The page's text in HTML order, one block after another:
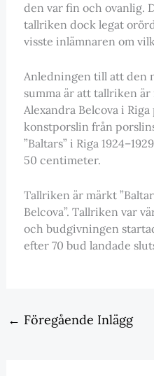
den var fin och ovanlig.
tallriken dock legat
visste inlämnaren om
Anledningen till att den
summa är att tallriken är
Alexandra Belcova i
konstporslin från
”Baltars” i Riga
50 centimeter.
Tallriken är märkt
Belcova”. Tallriken var
och budgivningen
efter 70 bud landade
← Föregående Inlägg